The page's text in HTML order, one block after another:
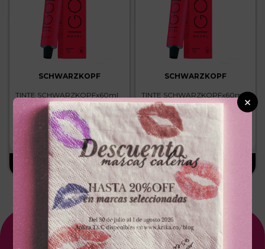
SCHWARZKOPF
TINTE SCHWARZKOPFx60ml
ROYAL 7.77 RUBIO MEDIO
COBRIZO INTENSO
$ 25 300 ＋
－
SCHWARZKOPF
TINTE SCHWARZKOPFx60ml
ROYAL 8.00 RUBIO CLARO
INTENSO
$ 25.300 －
Suscríbete A Nuestro NewsLetter
×